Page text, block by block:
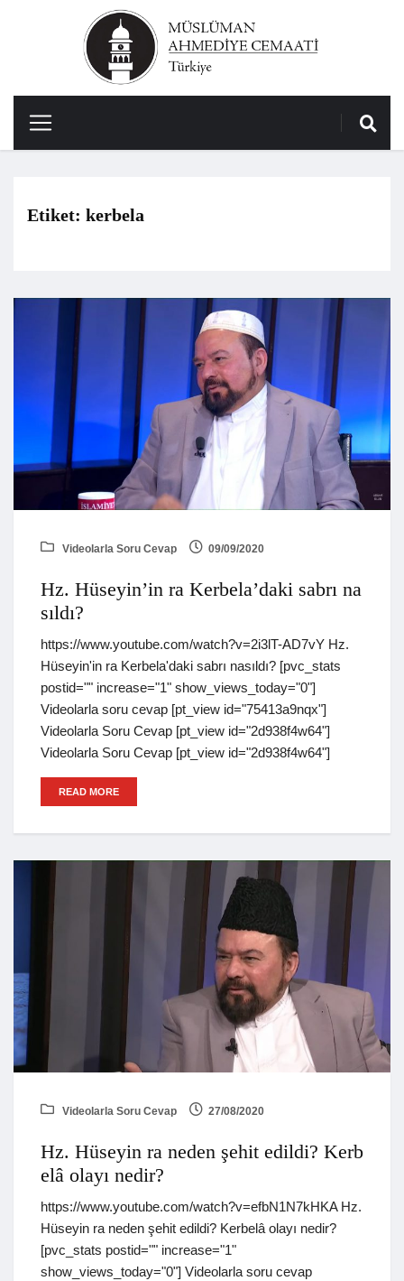
Etiket: kerbela
Videolarla Soru Cevap 09/09/2020
Hz. Hüseyin’in ra Kerbela’daki sabrı na
sıldı?
https://www.youtube.com/watch?v=2i3lT-AD7vY Hz.
Hüseyin'in ra Kerbela'daki sabrı nasıldı? [pvc_stats
postid="" increase="1" show_views_today="0"]
Videolarla soru cevap [pt_view id="75413a9nqx"]
Videolarla Soru Cevap [pt_view id="2d938f4w64"]
Videolarla Soru Cevap [pt_view id="2d938f4w64"]
READ MORE
Videolarla Soru Cevap 27/08/2020
Hz. Hüseyin ra neden şehit edildi? Kerb
elâ olayı nedir?
https://www.youtube.com/watch?v=efbN1N7kHKA Hz.
Hüseyin ra neden şehit edildi? Kerbelâ olayı nedir?
[pvc_stats postid="" increase="1"
show_views_today="0"] Videolarla soru cevap